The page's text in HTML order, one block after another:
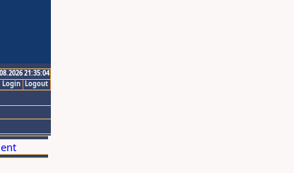
21:35:04
Logout
Login